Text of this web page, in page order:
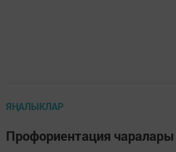
ЯҢАЛЫКЛАР
Профориентация